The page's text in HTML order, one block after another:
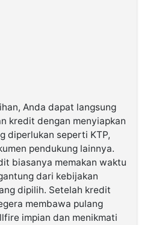
Anda dapat langsung
kredit dengan menyiapkan
diperlukan seperti KTP,
pendukung lainnya.
biasanya memakan waktu
dari kebijakan
dipilih. Setelah kredit
membawa pulang
impian dan menikmati